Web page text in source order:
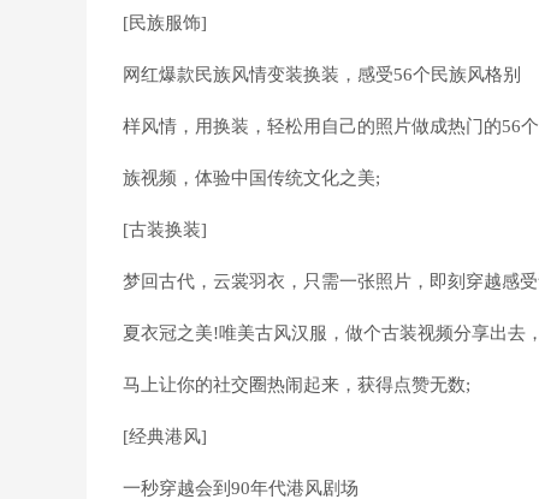
[民族服饰]
网红爆款民族风情变装换装，感受56个民族风格别
样风情，用换装，轻松用自己的照片做成热门的56
族视频，体验中国传统文化之美;
[古装换装]
梦回古代，云裳羽衣，只需一张照片，即刻穿越感
夏衣冠之美!唯美古风汉服，做个古装视频分享出去
马上让你的社交圈热闹起来，获得点赞无数;
[经典港风]
一秒穿越会到90年代港风剧场